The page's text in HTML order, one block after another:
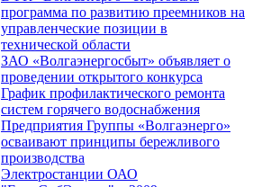
программа по развитию преемников на
управленческие позиции в
технической области
ЗАО «Волгаэнергосбыт» объявляет о
проведении открытого конкурса
График профилактического ремонта
систем горячего водоснабжения
Предприятия Группы «Волгаэнерго»
осваивают принципы бережливого
производства
Электростанции ОАО